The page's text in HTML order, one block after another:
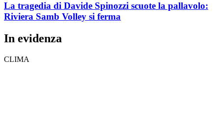
La tragedia di Davide Spinozzi scuote la pallavolo:
Riviera Samb Volley si ferma
In evidenza
CLIMA